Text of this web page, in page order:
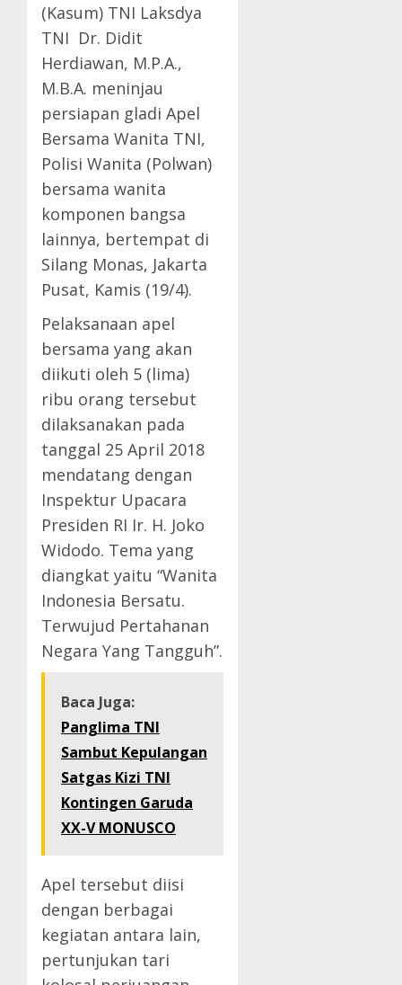
(Kasum) TNI Laksdya
TNI Dr. Didit
Herdiawan, M.P.A.,
M.B.A. meninjau
persiapan gladi Apel
Bersama Wanita TNI,
Polisi Wanita (Polwan)
bersama wanita
komponen bangsa
lainnya, bertempat di
Silang Monas, Jakarta
Pusat, Kamis (19/4).
Pelaksanaan apel
bersama yang akan
diikuti oleh 5 (lima)
ribu orang tersebut
dilaksanakan pada
tanggal 25 April 2018
mendatang dengan
Inspektur Upacara
Presiden RI Ir. H. Joko
Widodo. Tema yang
diangkat yaitu “Wanita
Indonesia Bersatu.
Terwujud Pertahanan
Negara Yang Tangguh”.
Baca Juga:
Panglima TNI
Sambut Kepulangan
Satgas Kizi TNI
Kontingen Garuda
XX-V MONUSCO
Apel tersebut diisi
dengan berbagai
kegiatan antara lain,
pertunjukan tari